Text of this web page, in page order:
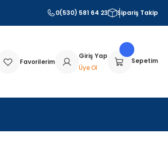
0(530) 581 64 23 Sipariş Takip
Favorilerim
Giriş Yap
Üye Ol
Sepetim